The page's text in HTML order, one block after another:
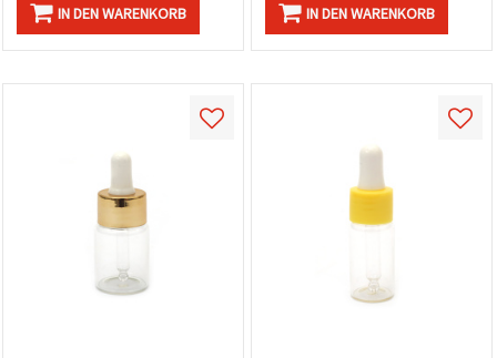
IN DEN WARENKORB IN DEN WARENKORB